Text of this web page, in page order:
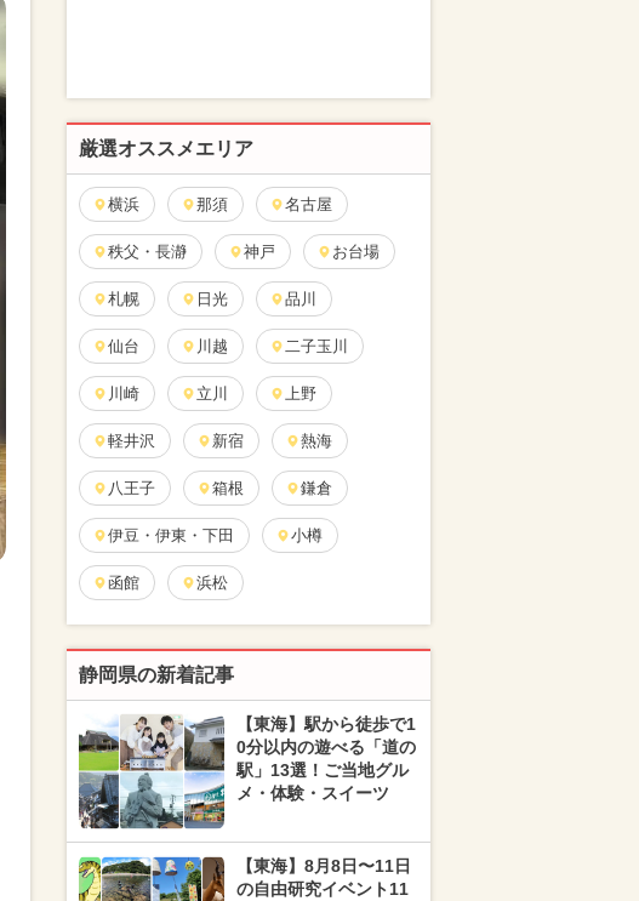
厳選オススメエリア
横浜 那須 名古屋
秩父・長瀞 神戸 お台場
札幌 日光 品川
仙台 川越 二子玉川
川崎 立川 上野
軽井沢 新宿 熱海
八王子 箱根 鎌倉
伊豆・伊東・下田 小樽
函館 浜松
静岡県の新着記事
【東海】駅から徒歩で1
0分以内の遊べる「道の
駅」13選！ご当地グル
メ・体験・スイーツ
【東海】8月8日〜11日
の自由研究イベント11